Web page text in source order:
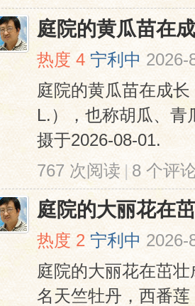
庭院的黄瓜苗在
热度 4 宁利中 2026-
庭院的黄瓜苗在成
L.），也称胡瓜、
摄于2026-08-01.
767 次阅读 | 8 个评
庭院的大丽花在
热度2 宁利中 2026-
庭院的大丽花在茁
名天竺牡丹，西番